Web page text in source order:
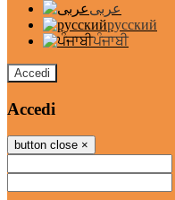
عربى
русский
ਪੰਜਾਬੀ
Accedi
Accedi
button close ×